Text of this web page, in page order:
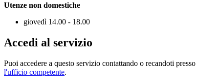
Utenze non domestiche
giovedì 14.00 - 18.00
Accedi al servizio
Puoi accedere a questo servizio contattando o recandoti presso
l'ufficio competente.